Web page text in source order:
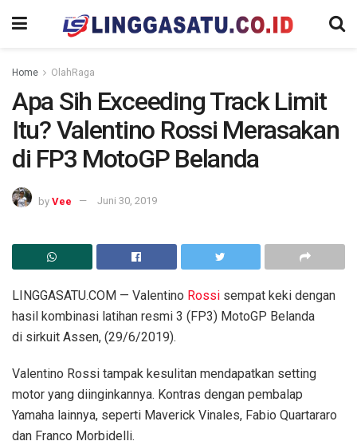
Home OlahRaga
Apa Sih Exceeding Track Limit
Itu? Valentino Rossi Merasakan
di FP3 MotoGP Belanda
by Vee Juni 30, 2019
LINGGASATU.COM — Valentino Rossi sempat keki dengan
hasil kombinasi latihan resmi 3 (FP3) MotoGP Belanda
di sirkuit Assen, (29/6/2019).
Valentino Rossi tampak kesulitan mendapatkan setting
motor yang diinginkannya. Kontras dengan pembalap
Yamaha lainnya, seperti Maverick Vinales, Fabio Quartararo
dan Franco Morbidelli.